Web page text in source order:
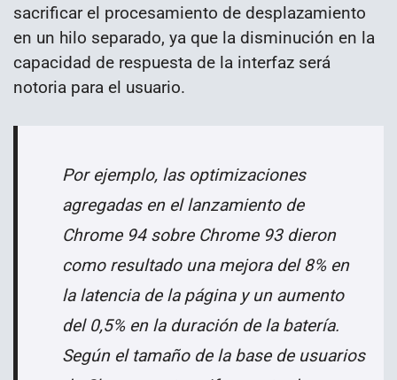
sacrificar el procesamiento de desplazamiento
en un hilo separado, ya que la disminución en la
capacidad de respuesta de la interfaz será
notoria para el usuario.
Por ejemplo, las optimizaciones
agregadas en el lanzamiento de
Chrome 94 sobre Chrome 93 dieron
como resultado una mejora del 8% en
la latencia de la página y un aumento
del 0,5% en la duración de la batería.
Según el tamaño de la base de usuarios